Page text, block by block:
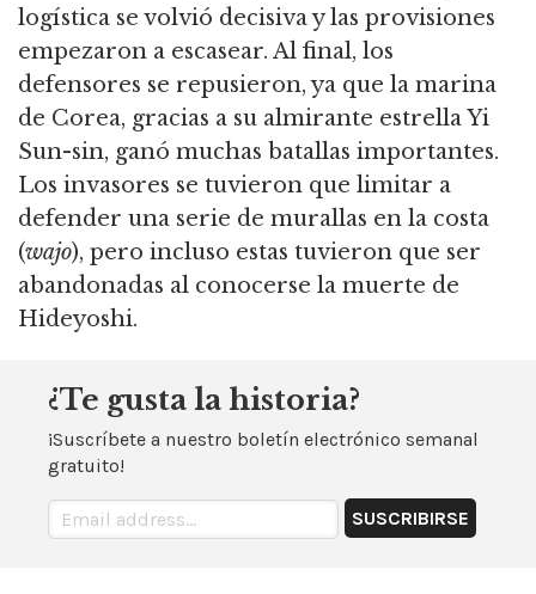
logística se volvió decisiva y las provisiones
empezaron a escasear. Al final, los
defensores se repusieron, ya que la marina
de Corea, gracias a su almirante estrella Yi
Sun-sin, ganó muchas batallas importantes.
Los invasores se tuvieron que limitar a
defender una serie de murallas en la costa
(wajo), pero incluso estas tuvieron que ser
abandonadas al conocerse la muerte de
Hideyoshi.
¿Te gusta la historia?
¡Suscríbete a nuestro boletín electrónico semanal
gratuito!